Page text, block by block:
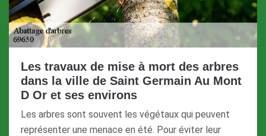
Les travaux de mise à mort des arbres
dans la ville de Saint Germain Au Mont
D Or et ses environs
Les arbres sont souvent les végétaux qui peuvent
représenter une menace en été. Pour éviter leur